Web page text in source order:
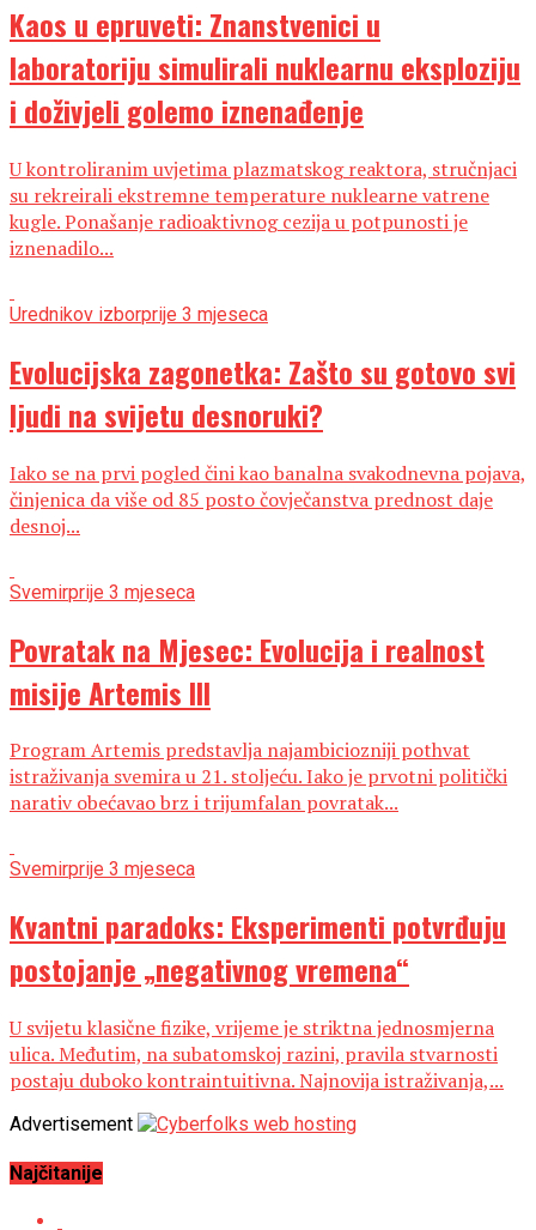
Kaos u epruveti: Znanstvenici u
laboratoriju simulirali nuklearnu eksploziju
i doživjeli golemo iznenađenje
U kontroliranim uvjetima plazmatskog reaktora, stručnjaci
su rekreirali ekstremne temperature nuklearne vatrene
kugle. Ponašanje radioaktivnog cezija u potpunosti je
iznenadilo...
Urednikov izborprije 3 mjeseca
Evolucijska zagonetka: Zašto su gotovo svi
ljudi na svijetu desnoruki?
Iako se na prvi pogled čini kao banalna svakodnevna pojava,
činjenica da više od 85 posto čovječanstva prednost daje
desnoj...
Svemirprije 3 mjeseca
Povratak na Mjesec: Evolucija i realnost
misije Artemis III
Program Artemis predstavlja najambiciozniji pothvat
istraživanja svemira u 21. stoljeću. Iako je prvotni politički
narativ obećavao brz i trijumfalan povratak...
Svemirprije 3 mjeseca
Kvantni paradoks: Eksperimenti potvrđuju
postojanje „negativnog vremena“
U svijetu klasične fizike, vrijeme je striktna jednosmjerna
ulica. Međutim, na subatomskoj razini, pravila stvarnosti
postaju duboko kontraintuitivna. Najnovija istraživanja,...
Advertisement
Najčitanije